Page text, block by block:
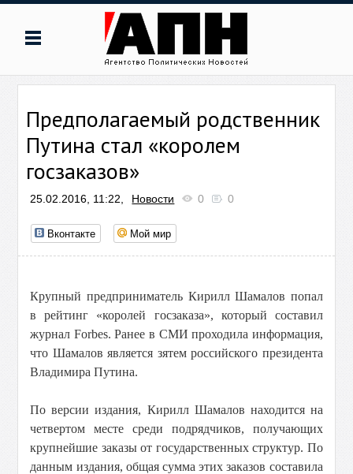
Предполагаемый родственник
Путина стал «королем
госзаказов»
25.02.2016, 11:22, Новости 0 0
Вконтакте Мой мир
Крупный предприниматель Кирилл Шамалов попал
в рейтинг «королей госзаказа», который составил
журнал Forbes. Ранее в СМИ проходила информация,
что Шамалов является зятем российского президента
Владимира Путина.
По версии издания, Кирилл Шамалов находится на
четвертом месте среди подрядчиков, получающих
крупнейшие заказы от государственных структур. По
данным издания, общая сумма этих заказов составила